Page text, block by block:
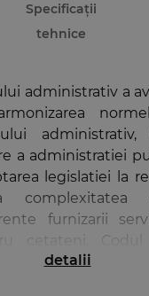
Specificații
tehnice
administrativ a
administrativ,
a administratiei
legislatiei la
complexitatea
furnizarii
cetateni. Codul
privind:
detalii